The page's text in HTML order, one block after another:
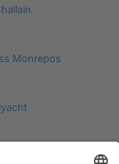
Monrepos